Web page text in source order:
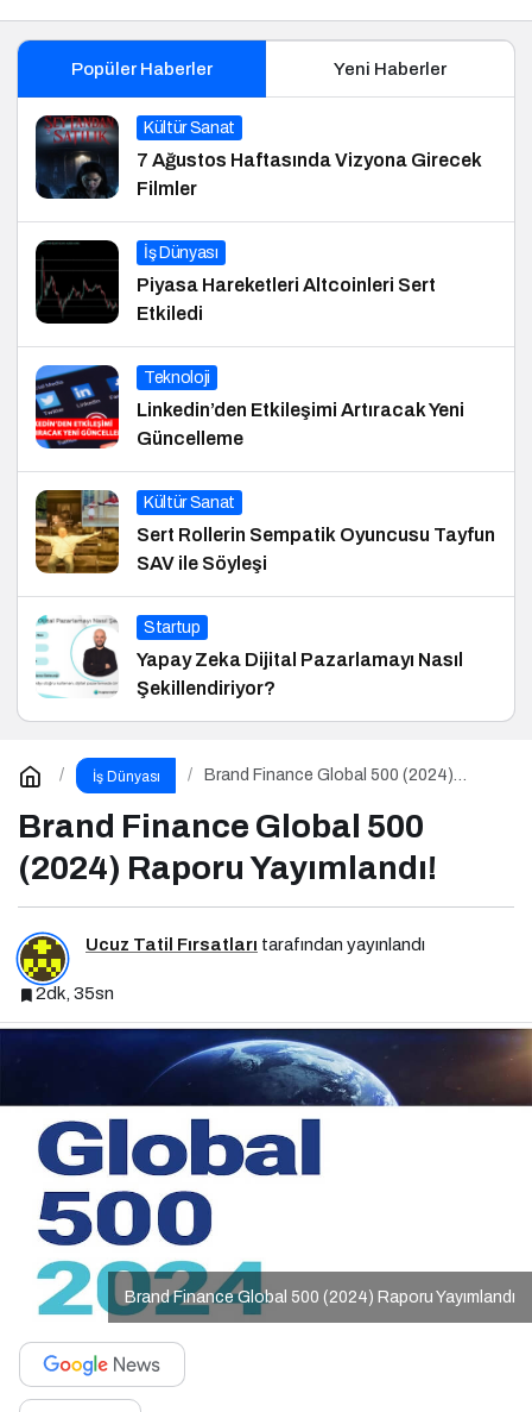
Popüler Haberler Yeni Haberler
Kültür Sanat
7 Ağustos Haftasında Vizyona Girecek
Filmler
İş Dünyası
Piyasa Hareketleri Altcoinleri Sert
Etkiledi
Teknoloji
Linkedin’den Etkileşimi Artıracak Yeni
Güncelleme
Kültür Sanat
Sert Rollerin Sempatik Oyuncusu Tayfun
SAV ile Söyleşi
Startup
Yapay Zeka Dijital Pazarlamayı Nasıl
Şekillendiriyor?
İş Dünyası
Brand Finance Global 500 (2024)
Brand Finance Global 500
(2024) Raporu Yayımlandı!
Ucuz Tatil Fırsatları tarafından yayınlandı
2dk, 35sn
Brand Finance Global 500 (2024) Raporu Yayımlandı